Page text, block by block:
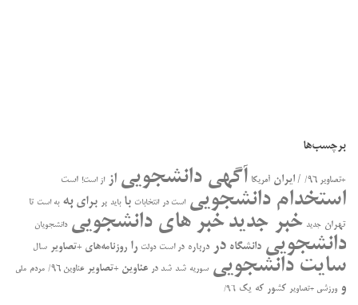
برچسب‌ها
+تصاویر ۹۶/ / ایران آمریکا آگهی دانشجویی از از است! است
استخدام دانشجویی است در انتخابات با باید بر برای به به است تا
تهران جدید خبر جدیدخبر های دانشجویی دانشجویان
دانشجویی دانشگاه در درباره در ﺍﺳﺖ دولت را روزنامه‌های +تصاویر سال
سایت دانشجویی سوریه شد شد در عناوین +تصاویر عناوین ۹۶/ مردم ملی
ورزشی +تصاویر کشور که یک ۹۶/